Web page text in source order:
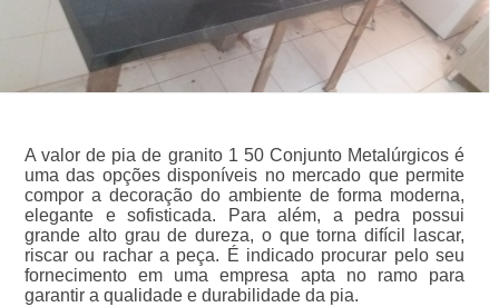
A valor de pia de granito 1 50 Conjunto Metalúrgicos é
uma das opções disponíveis no mercado que permite
compor a decoração do ambiente de forma moderna,
elegante e sofisticada. Para além, a pedra possui
grande alto grau de dureza, o que torna difícil lascar,
riscar ou rachar a peça. É indicado procurar pelo seu
fornecimento em uma empresa apta no ramo para
garantir a qualidade e durabilidade da pia.